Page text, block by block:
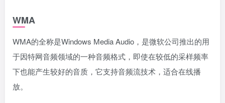
WMA
WMA的全称是Windows Media Audio，是微软公司推出的用
于因特网音频领域的一种音频格式，即使在较低的采样频率
下也能产生较好的音质，它支持音频流技术，适合在线播
放。